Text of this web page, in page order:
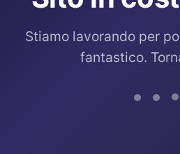
Stiamo lavorando per
fantastico.